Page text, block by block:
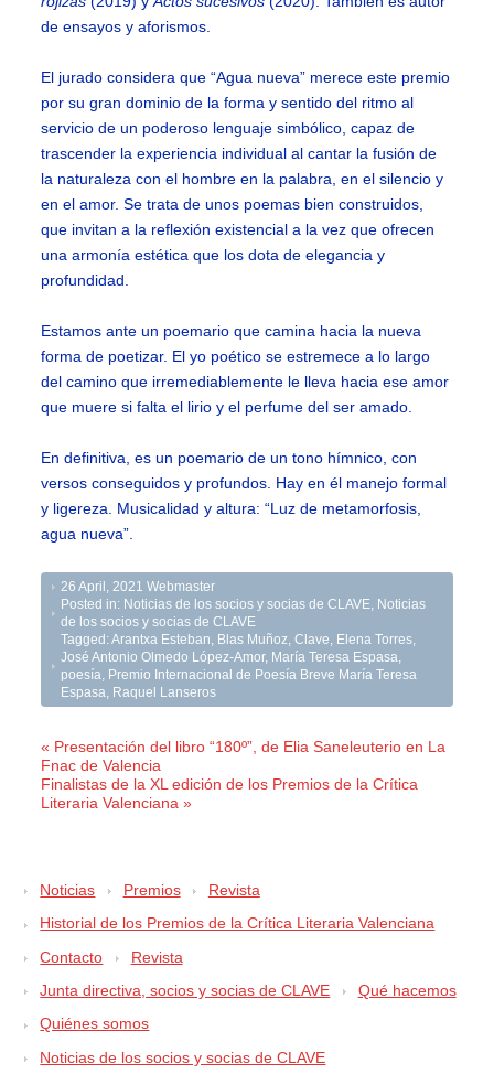
de ensayos y aforismos.
El jurado considera que “Agua nueva” merece este premio
por su gran dominio de la forma y sentido del ritmo al
servicio de un poderoso lenguaje simbólico, capaz de
trascender la experiencia individual al cantar la fusión de
la naturaleza con el hombre en la palabra, en el silencio y
en el amor. Se trata de unos poemas bien construidos,
que invitan a la reflexión existencial a la vez que ofrecen
una armonía estética que los dota de elegancia y
profundidad.
Estamos ante un poemario que camina hacia la nueva
forma de poetizar. El yo poético se estremece a lo largo
del camino que irremediablemente le lleva hacia ese amor
que muere si falta el lirio y el perfume del ser amado.
En definitiva, es un poemario de un tono hímnico, con
versos conseguidos y profundos. Hay en él manejo formal
y ligereza. Musicalidad y altura: “Luz de metamorfosis,
agua nueva”.
26 April, 2021
Webmaster
Posted in: Noticias de los socios y socias de CLAVE
Noticias
de los socios y socias de CLAVE
Tagged:Arantxa Esteban Blas Muñoz ,Clave Elena Torres
José Antonio Olmedo López-Amor, María Teresa Espasa
poesía
Premio Internacional de Poesía Breve María Teresa
Espasa
Raquel Lanseros
« Presentación del libro “180º”, de Elia Saneleuterio en La
Fnac de Valencia
Finalistas de la XL edición de los Premios de la Crítica
Literaria Valenciana »
Noticias Premios
Revista
Historial de los Premios de la Crítica Literaria Valenciana
Contacto
Revista
Junta directiva, socios y socias de CLAVE
Qué hacemos
Quiénes somos
Noticias de los socios y socias de CLAVE